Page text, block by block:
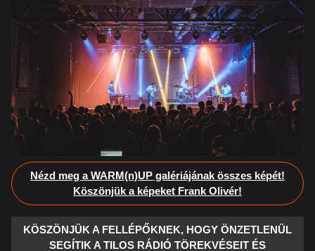
Nézd meg a WARM(n)UP galériájának összes képét!
Köszönjük a képeket Frank Olivér!
KÖSZÖNJÜK A FELLÉPŐKNEK, HOGY ÖNZETLENÜL
SEGÍTIK A TILOS RÁDIÓ TÖREKVÉSEIT ÉS